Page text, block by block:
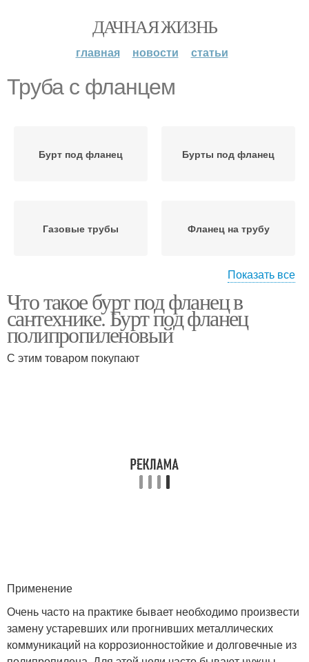
ДАЧНАЯ ЖИЗНЬ
главная новости статьи
Труба с фланцем
Бурт под фланец Бурты под фланец
Газовые трубы Фланец на трубу
Ответный фланец
Показать все
Что такое бурт под фланец в
сантехнике. Бурт под фланец
полипропиленовый
С этим товаром покупают
Применение
Очень часто на практике бывает необходимо произвести
замену устаревших или прогнивших металлических
коммуникаций на коррозионностойкие и долговечные из